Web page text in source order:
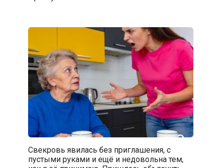
Свекровь явилась без приглашения, с
пустыми руками и ещё и недовольна тем,